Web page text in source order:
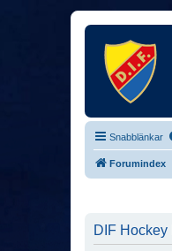
Snabblänkar
Forumindex
DIF Hockey